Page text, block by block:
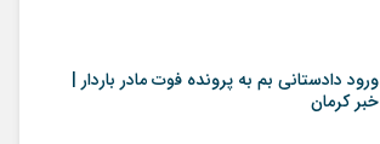
ورود دادستانی بم به پرونده فوت مادر باردار |
خبر کرمان